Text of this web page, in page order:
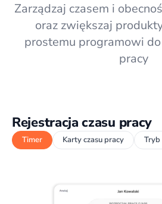
Zarządzaj czasem i
oraz zwiększaj
prostemu programowi
pracy
Rejestracja czasu pracy
Timer Karty czasu pracy